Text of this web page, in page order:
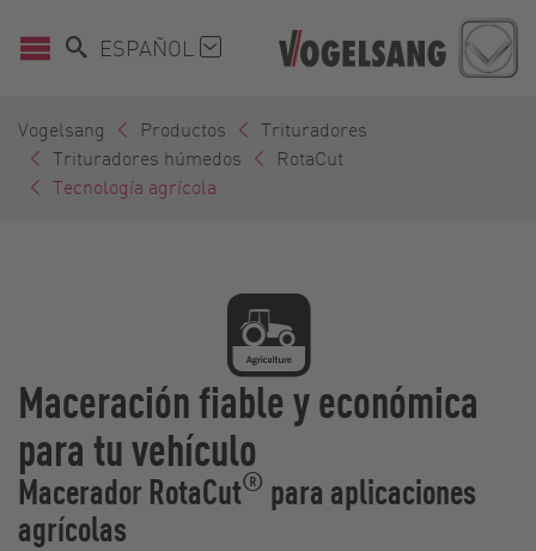
ESPAÑOL
Vogelsang Productos
Trituradores
Trituradores húmedos
RotaCut
Tecnología agrícola
Maceración fiable y económica
para tu vehículo
Macerador RotaCut® para aplicaciones
agrícolas